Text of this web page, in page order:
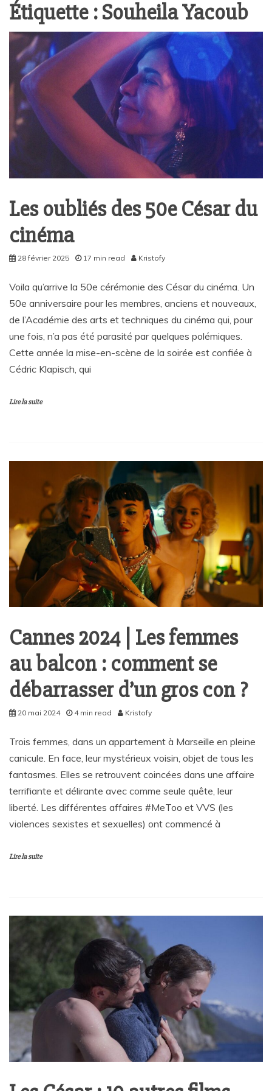
Étiquette :Souheila Yacoub
Les oubliés des 50e César du
cinéma
28 février 2025 17 min read Kristofy
Voila qu’arrive la 50e cérémonie des César du cinéma. Un
50e anniversaire pour les membres, anciens et nouveaux,
de l’Académie des arts et techniques du cinéma qui, pour
une fois, n’a pas été parasité par quelques polémiques.
Cette année la mise-en-scène de la soirée est confiée à
Cédric Klapisch, qui
Lire la suite
Cannes 2024 | Les femmes
au balcon : comment se
débarrasser d’un gros con ?
20 mai 2024 4 min read Kristofy
Trois femmes, dans un appartement à Marseille en pleine
canicule. En face, leur mystérieux voisin, objet de tous les
fantasmes. Elles se retrouvent coincées dans une affaire
terrifiante et délirante avec comme seule quête, leur
liberté. Les différentes affaires #MeToo et VVS (les
violences sexistes et sexuelles) ont commencé à
Lire la suite